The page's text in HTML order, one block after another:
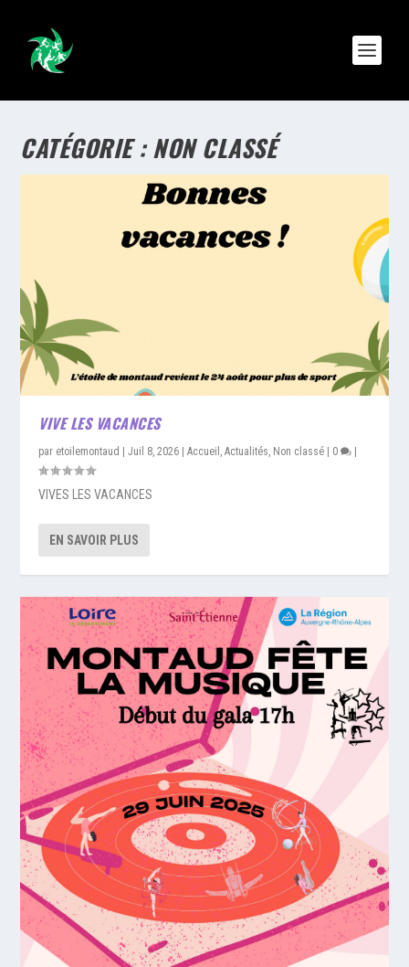
CATÉGORIE :NON CLASSÉ
VIVE LES VACANCES
par etoilemontaud |Juil 8, 2026 |Accueil ,Actualités Non classé | 0 |
VIVES LES VACANCES
EN SAVOIR PLUS